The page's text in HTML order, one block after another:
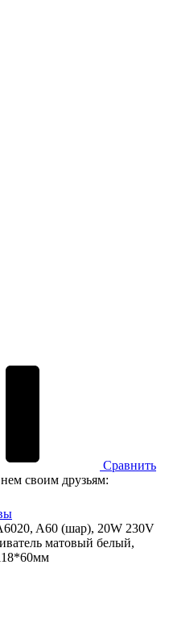
Сравнить
своим друзьям:
A60 (шар), 20W 230V
матовый белый,